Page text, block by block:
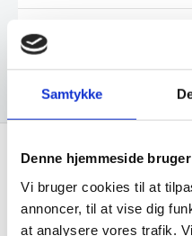
Samtykke
Denne hjemmeside
Vi bruger cookies til at
annoncer, til at vise dig
at analysere vores trafik.
Svend
Få de